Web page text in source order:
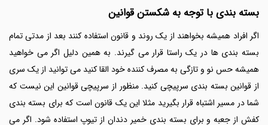
بسته بندی با توجه به شکستن قوانین
اگر افراد همیشه بخواهند از یک روند و قانون استفاده کنند بعد از مدتی تمام
بسته بندی ها در یک راستا قرار می گیرند. به همین دلیل اگر می خواهید
همیشه حس نو و تازگی به مصرف کننده خود القا کنید می توانید از یک سری
از قوانین بسته بندی سرپیچی کنید. منظور از سرپیچی قوانین این نیست که
شما در مسیر اشتباه قرار بگیرید مثلا این یک قانون است که برای بسته بندی
کفش از جعبه و برای بسته بندی خمیر دندان از تیوپ استفاده شود. اگر می